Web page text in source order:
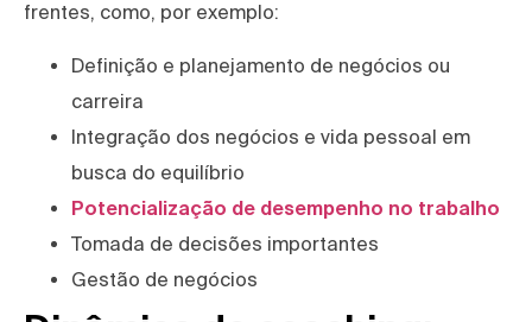
frentes, como, por exemplo:
Definição e planejamento de negócios ou
carreira
Integração dos negócios e vida pessoal em
busca do equilíbrio
Potencialização de desempenho no trabalho
Tomada de decisões importantes
Gestão de negócios